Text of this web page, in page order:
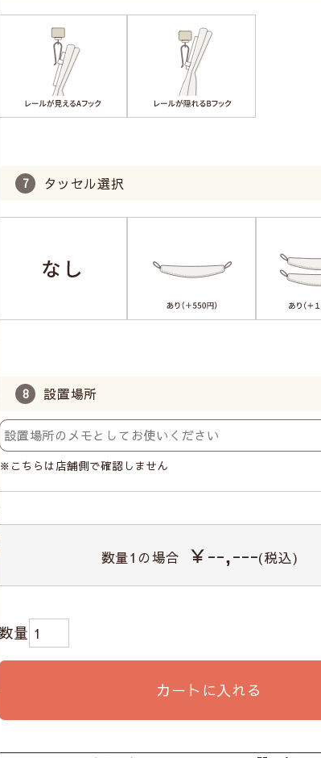
タッセル選択
設置場所
※こちらは店舗側で確認しません
数量1 の場合 ￥--,---(税込)
カートに入れる